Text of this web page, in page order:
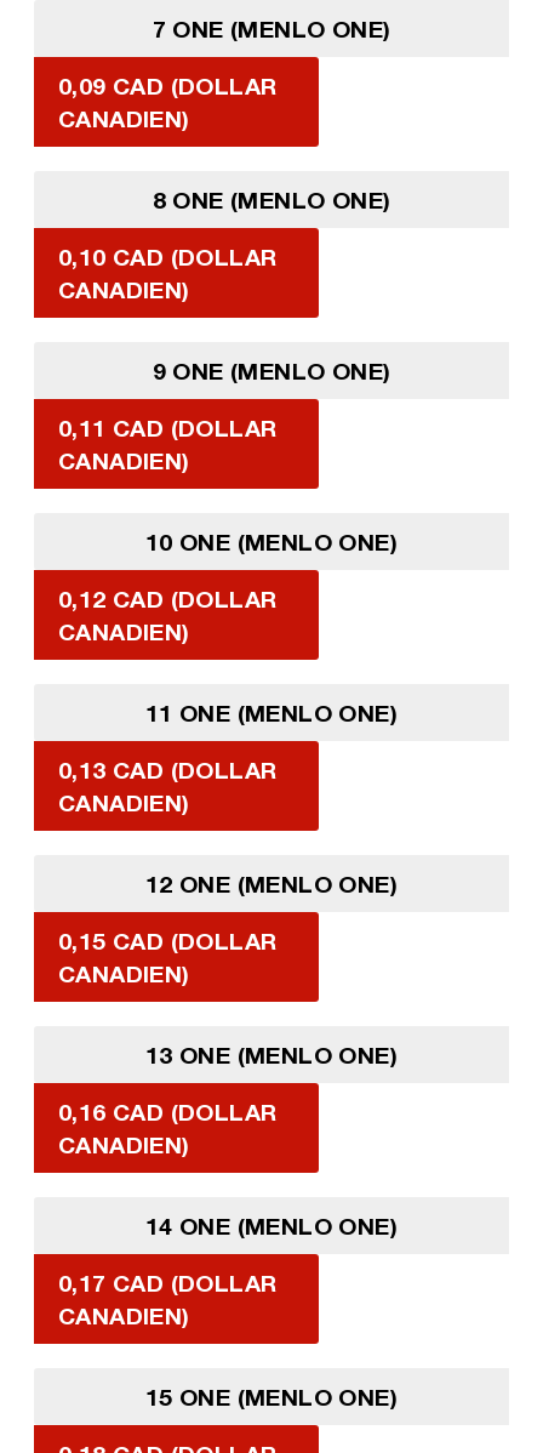
7 ONE (MENLO ONE)
0,09 CAD (DOLLAR
CANADIEN)
8 ONE (MENLO ONE)
0,10 CAD (DOLLAR
CANADIEN)
9 ONE (MENLO ONE)
0,11 CAD (DOLLAR
CANADIEN)
10 ONE (MENLO ONE)
0,12 CAD (DOLLAR
CANADIEN)
11 ONE (MENLO ONE)
0,13 CAD (DOLLAR
CANADIEN)
12 ONE (MENLO ONE)
0,15 CAD (DOLLAR
CANADIEN)
13 ONE (MENLO ONE)
0,16 CAD (DOLLAR
CANADIEN)
14 ONE (MENLO ONE)
0,17 CAD (DOLLAR
CANADIEN)
15 ONE (MENLO ONE)